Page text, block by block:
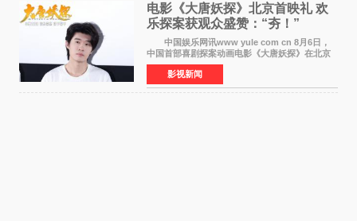
电影《大唐妖探》北京首映礼 欢
乐探案获观众盛赞：“夯！”
中国娱乐网讯www yule com cn 8月6日，
中国首部喜剧探案动画电影《大唐妖探》在北京
举办电影首映礼。导演程腾、联合导演黄珉、总
制片人曹紫建、制片人李莹莹，配音导演张喆，
对白指导程寅，领
影视新闻